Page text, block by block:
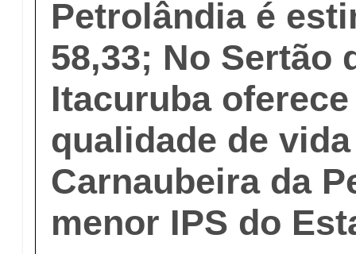
Petrolândia é
58,33; No Sertão
Itacuruba
qualidade de
Carnaubeira da
menor IPS do